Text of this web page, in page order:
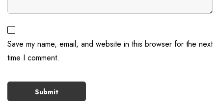
Save my name, email, and website in this browser for the next
time I comment.